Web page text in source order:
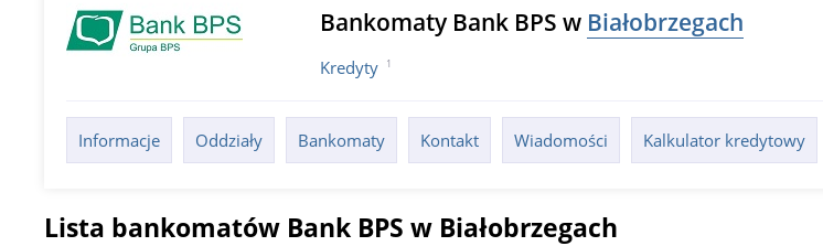
Bankomaty Bank BPS w Białobrzegach
Kredyty 1
Informacje Oddziały Bankomaty Kontakt Wiadomości Kalkulator kredytowy
Lista bankomatów Bank BPS w Białobrzegach